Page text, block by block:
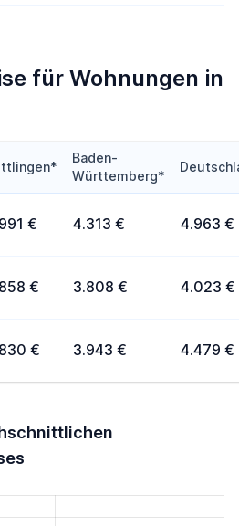
für Wohnungen in
Baden-
Württemberg*
€ 4.313 € 4.963 €
€ 3.808 € 4.023 €
€ 3.943 € 4.479 €